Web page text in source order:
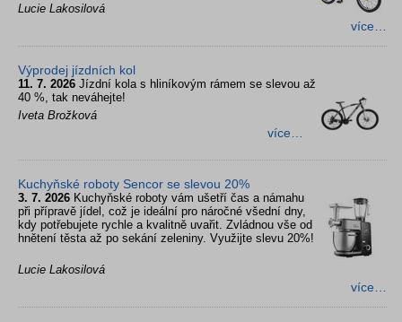
Lucie Lakosilová
více…
Výprodej jízdních kol
11. 7. 2026 Jízdní kola s hliníkovým rámem se slevou až
40 %, tak neváhejte!
Iveta Brožková
více…
Kuchyňské roboty Sencor se slevou 20%
3. 7. 2026 Kuchyňské roboty vám ušetří čas a námahu
při přípravě jídel, což je ideální pro náročné všední dny,
kdy potřebujete rychle a kvalitně uvařit. Zvládnou vše od
hnětení těsta až po sekání zeleniny. Využijte slevu 20%!
Lucie Lakosilová
více…